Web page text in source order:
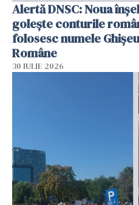
Alertă DNSC: Noua
golește conturile
folosesc numele
Române
30 IULIE 2026